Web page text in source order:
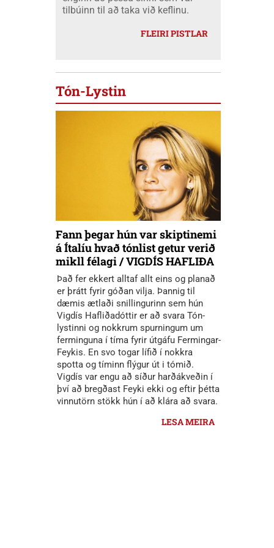
tilbúinn til að taka við keflinu.
FLEIRI PISTLAR
Tón-Lystin
Fann þegar hún var skiptinemi
á Ítalíu hvað tónlist getur verið
mikll félagi / VIGDÍS HAFLIÐA
Það fer ekkert alltaf allt eins og planað
er þrátt fyrir góðan vilja. Þannig til
dæmis ætlaði snillingurinn sem hún
Vigdís Hafliðadóttir er að svara Tón-
lystinni og nokkrum spurningum um
ferminguna í tíma fyrir útgáfu Fermingar-
Feykis. En svo togar lífið í nokkra
spotta og tíminn flýgur út i tómið.
Vigdís var engu að síður harðákveðin í
því að bregðast Feyki ekki og eftir þétta
vinnutörn stökk hún í að klára að svara.
LESA MEIRA